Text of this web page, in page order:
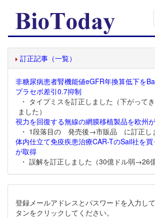
訂正記事（一覧）
非糖尿病患者腎機能値eGFR年換算低下を
プラセボ差引0.7抑制
・ タイプミスを訂正しました（下がって
ました）
視力を回復する無線の網膜移植製品を欧州
・ 1段落目の 発売後→市販品 に訂正し
体内仕立て免疫疾患治療CAR-TのSail社を
が取得
・ 誤解を訂正しました（30億ドル弱→26
登録メールアドレスとパスワードを入力し
タンをクリックしてください。